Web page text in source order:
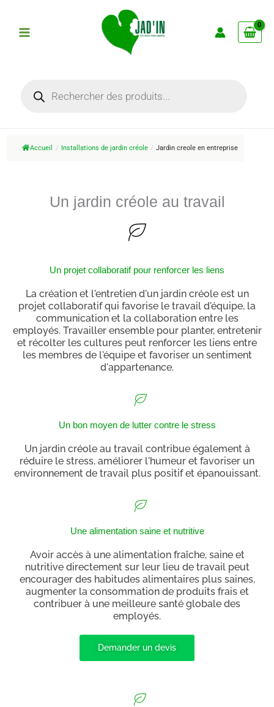
contenu
produits
Accueil / Installations de jardin créole / Jardin creole en entreprise
Un jardin créole au travail
Un projet collaboratif pour renforcer les liens
La création et l'entretien d'un jardin créole est un
projet collaboratif qui favorise le travail d'équipe, la
communication et la collaboration entre les
employés. Travailler ensemble pour planter, entretenir
et récolter les cultures peut renforcer les liens entre
les membres de l'équipe et favoriser un sentiment
d'appartenance.
Un bon moyen de lutter contre le stress
Un jardin créole au travail contribue également à
réduire le stress, améliorer l'humeur et favoriser un
environnement de travail plus positif et épanouissant.
Une alimentation saine et nutritive
Avoir accès à une alimentation fraîche, saine et
nutritive directement sur leur lieu de travail peut
encourager des habitudes alimentaires plus saines,
augmenter la consommation de produits frais et
contribuer à une meilleure santé globale des
employés.
Demander un devis